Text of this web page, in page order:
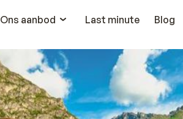
Ons aanbod
Last minute Blog